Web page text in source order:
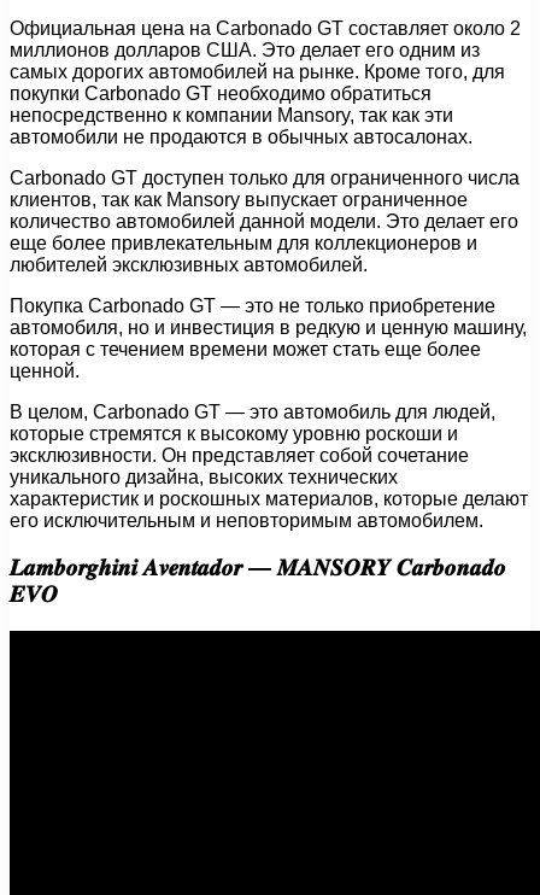
Официальная цена на Carbonado GT составляет около 2
миллионов долларов США. Это делает его одним из
самых дорогих автомобилей на рынке. Кроме того, для
покупки Carbonado GT необходимо обратиться
непосредственно к компании Mansory, так как эти
автомобили не продаются в обычных автосалонах.
Carbonado GT доступен только для ограниченного числа
клиентов, так как Mansory выпускает ограниченное
количество автомобилей данной модели. Это делает его
еще более привлекательным для коллекционеров и
любителей эксклюзивных автомобилей.
Покупка Carbonado GT — это не только приобретение
автомобиля, но и инвестиция в редкую и ценную машину,
которая с течением времени может стать еще более
ценной.
В целом, Carbonado GT — это автомобиль для людей,
которые стремятся к высокому уровню роскоши и
эксклюзивности. Он представляет собой сочетание
уникального дизайна, высоких технических
характеристик и роскошных материалов, которые делают
его исключительным и неповторимым автомобилем.
𝑳𝒂𝒎𝒃𝒐𝒓𝒈𝒉𝒊𝒏𝒊 𝑨𝒗𝒆𝒏𝒕𝒂𝒅𝒐𝒓 — 𝑴𝑨𝑵𝑺𝑶𝑹𝒀 𝑪𝒂𝒓𝒃𝒐𝒏𝒂𝒅𝒐
𝑬𝑽𝑶